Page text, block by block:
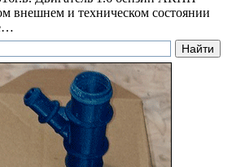
внешнем и техническом состоянии